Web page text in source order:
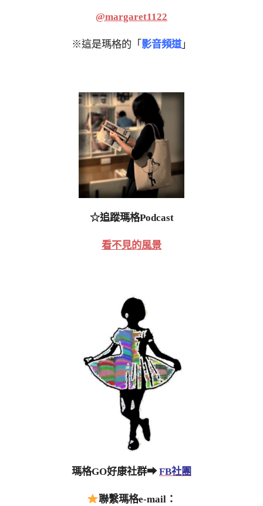
@margaret1122
※這是瑪格的「 影音頻道」
☆追蹤瑪格Podcast
看不見的風景
瑪格GO好康社群➡FB社團
聯繫瑪格e-mail：